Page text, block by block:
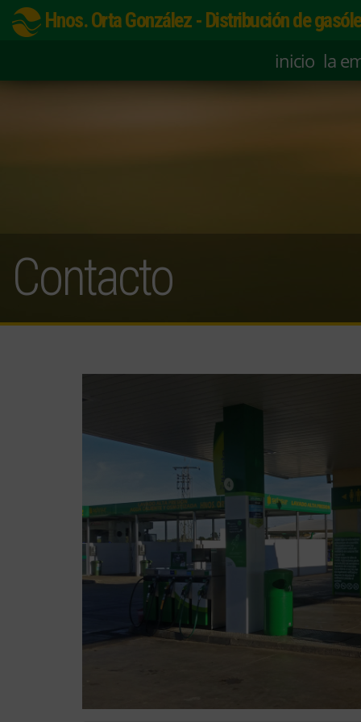
Hnos. Orta González - Distribución de
inicio la
Contacto